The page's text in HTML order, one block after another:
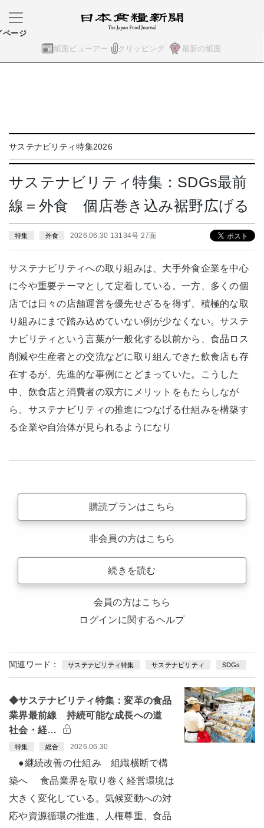
紙面ビューアー クリッピング 最新の紙面
ページ
サステナビリティ特集2026
サステナビリティ特集：SDGs最前
線＝外食 個店巻き込み裾野広げる
特集 外食 2026.06.30 13134号 27面
サステナビリティへの取り組みは、大手外食企業を中心
に今や重要テーマとして定着している。一方、多くの個
店では日々の店舗運営を優先せざるを得ず、積極的な取
り組みにまで踏み込めていない例が少なくない。サステ
ナビリティという言葉が一般化する以前から、食品ロス
削減や生産者との交流などに取り組んできた飲食店も存
在するが、先進的な事例にとどまっていた。こうした
中、飲食店と消費者の双方にメリットをもたらしなが
ら、サステナビリティの推進につなげる仕組みを構築す
る企業や自治体が見られるようになり
購読プランはこちら
非会員の方はこちら
続きを読む
会員の方はこちら
ログインに関するヘルプ
関連ワード： サステナビリティ特集 サステナビリティ SDGs
◆サステナビリティ特集：変革の食品
業界最前線 持続可能な成長への道
社会・経…
特集 総合 2026.06.30
●継続改善の仕組み 組織横断で構
築へ 食品業界を取り巻く経営環境は
大きく変化している。気候変動への対
応や資源循環の推進、人権尊重、食品